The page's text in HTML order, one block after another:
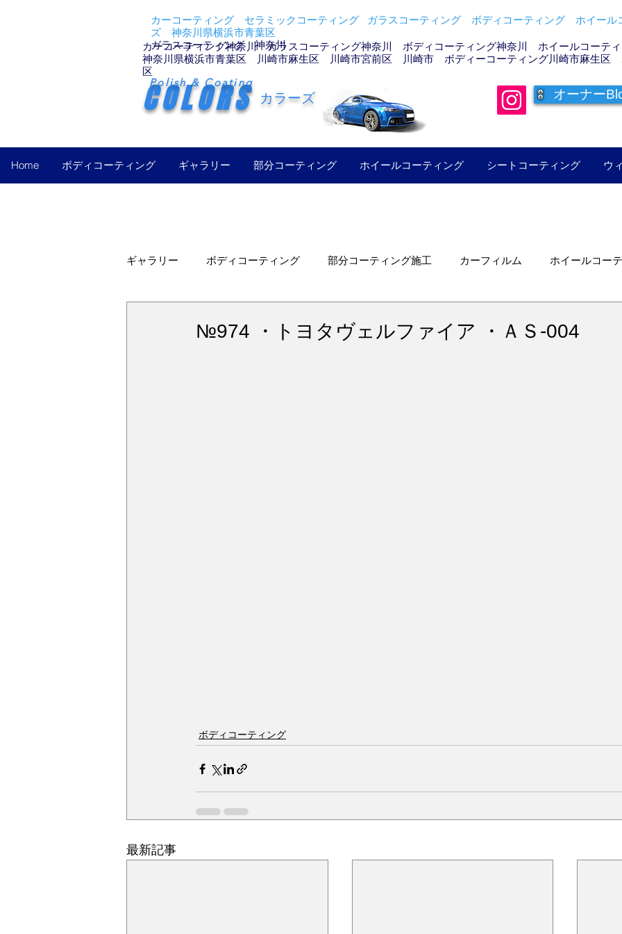
カーコーティング セラミックコーティング ガラスコーティング ボディコーティング ホイー
ズ 神奈川県横浜市青葉区
ガラスコーティング 神奈川
カーコーティング神奈川 ガラスコーティング神奈川 ボディコーティング神奈川 ホイールコーテ
神奈川県横浜市青葉区 川崎市麻生区 川崎市宮前区 川崎市 ボディーコーティング川崎市麻生区
区
COLORS
Polish & Coating
カラーズ オーナー
Home ボディコーティング ギャラリー 部分コーティング ホイールコーティング シートコーティング ウ
ギャラリー ボディコーティング 部分コーティング施工 カーフィルム ホイールコー
№974 ・トヨタヴェルファイア ・ＡＳ-004
ボディコーティング
最新記事